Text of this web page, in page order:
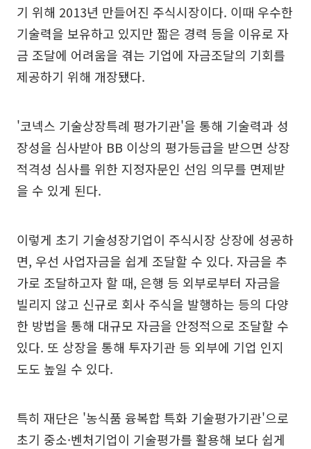
기 위해 2013년 만들어진 주식시장이다. 이때 우수한
기술력을 보유하고 있지만 짧은 경력 등을 이유로 자
금 조달에 어려움을 겪는 기업에 자금조달의 기회를
제공하기 위해 개장됐다.
'코넥스 기술상장특례 평가기관'을 통해 기술력과 성
장성을 심사받아 BB 이상의 평가등급을 받으면 상장
적격성 심사를 위한 지정자문인 선임 의무를 면제받
을 수 있게 된다.
이렇게 초기 기술성장기업이 주식시장 상장에 성공하
면, 우선 사업자금을 쉽게 조달할 수 있다. 자금을 추
가로 조달하고자 할 때, 은행 등 외부로부터 자금을
빌리지 않고 신규로 회사 주식을 발행하는 등의 다양
한 방법을 통해 대규모 자금을 안정적으로 조달할 수
있다. 또 상장을 통해 투자기관 등 외부에 기업 인지
도도 높일 수 있다.
특히 재단은 '농식품 융복합 특화 기술평가기관'으로
초기 중소·벤처기업이 기술평가를 활용해 보다 쉽게